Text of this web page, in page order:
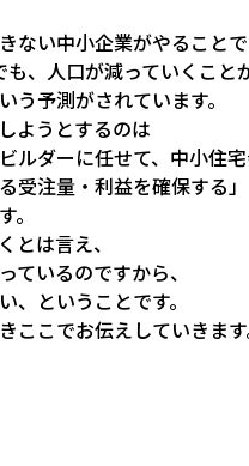
ない中小企業がやること
、人口が減っていくこと
う予測がされています。
ようとするのは
ルダーに任せて、中小住宅
受注量・利益を確保する
とは言え、
ているのですから、
、ということです。
ここでお伝えしていきます